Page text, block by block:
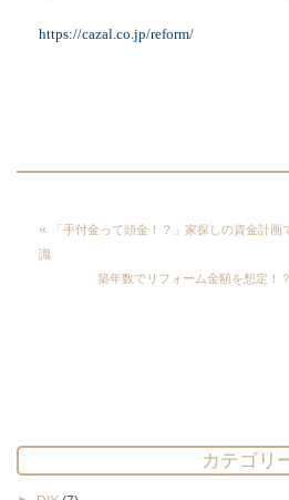
https://cazal.co.jp/reform/
«
「手付金って頭金！？」家探しの資金計画
識
築年数でリフォーム金額を想定！
カテゴリ